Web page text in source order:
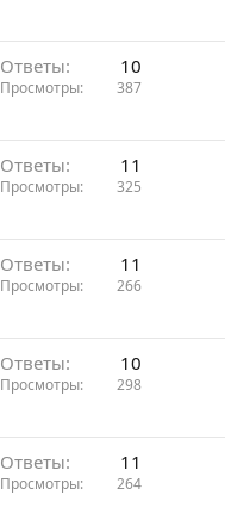
Ответы 10
Просмотры 387
Ответы 11
Просмотры 325
Ответы 11
Просмотры 266
Ответы 10
Просмотры 298
Ответы 11
Просмотры 264